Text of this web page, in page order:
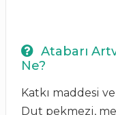
Atabarı
Ne?
Katkı maddesi
Dut pekmezi,